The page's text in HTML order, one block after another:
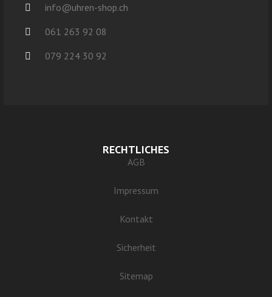
info@uhren-shop.ch
061 263 92 08
079 224 30 92
RECHTLICHES
AGB
Impressum
Kontakt
Sicherheit
Sitemap